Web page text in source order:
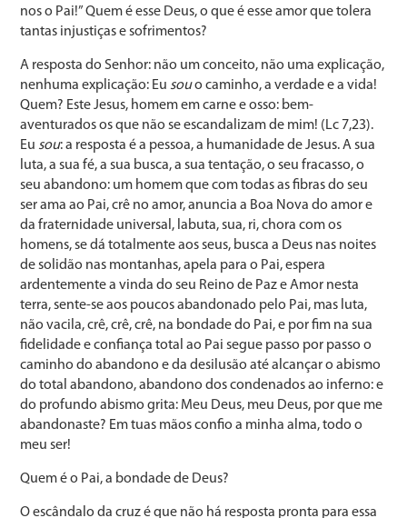
nos o Pai!” Quem é esse Deus, o que é esse amor que tolera
tantas injustiças e sofrimentos?
A resposta do Senhor: não um conceito, não uma explicação,
nenhuma explicação: Eu souo caminho, a verdade e a vida!
Quem? Este Jesus, homem em carne e osso: bem-
aventurados os que não se escandalizam de mim! (Lc 7,23).
Eu sou: a resposta é a pessoa, a humanidade de Jesus. A sua
luta, a sua fé, a sua busca, a sua tentação, o seu fracasso, o
seu abandono: um homem que com todas as fibras do seu
ser ama ao Pai, crê no amor, anuncia a Boa Nova do amor e
da fraternidade universal, labuta, sua, ri, chora com os
homens, se dá totalmente aos seus, busca a Deus nas noites
de solidão nas montanhas, apela para o Pai, espera
ardentemente a vinda do seu Reino de Paz e Amor nesta
terra, sente-se aos poucos abandonado pelo Pai, mas luta,
não vacila, crê, crê, crê, na bondade do Pai, e por fim na sua
fidelidade e confiança total ao Pai segue passo por passo o
caminho do abandono e da desilusão até alcançar o abismo
do total abandono, abandono dos condenados ao inferno: e
do profundo abismo grita: Meu Deus, meu Deus, por que me
abandonaste? Em tuas mãos confio a minha alma, todo o
meu ser!
Quem é o Pai, a bondade de Deus?
O escândalo da cruz é que não há resposta pronta para essa